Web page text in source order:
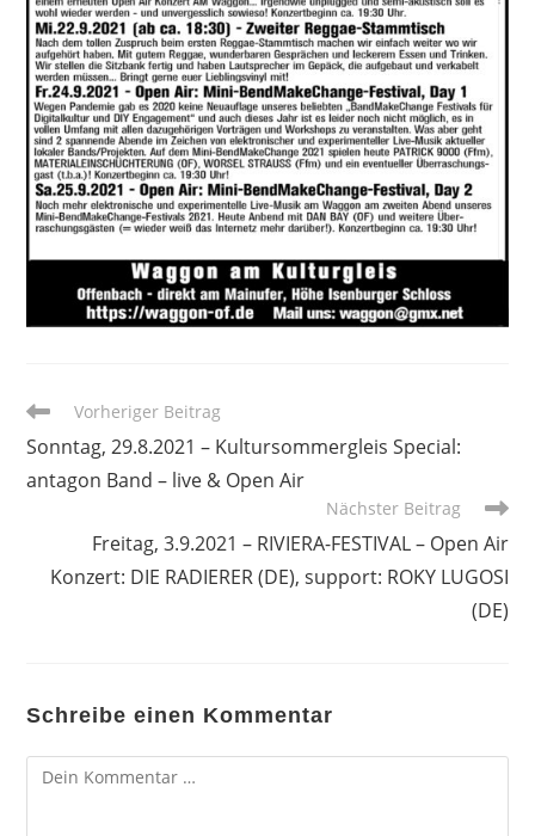
Weitere
ansehen
Vorheriger Beitrag
Sonntag, 29.8.2021 – Kultursommergleis Special:
antagon Band – live & Open Air
Nächster Beitrag
Freitag, 3.9.2021 – RIVIERA-FESTIVAL – Open Air
Konzert: DIE RADIERER (DE), support: ROKY LUGOSI
(DE)
Schreibe einen Kommentar
Kommentar